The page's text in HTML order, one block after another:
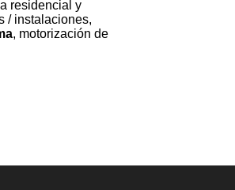
residencial y
/ instalaciones,
, motorización de